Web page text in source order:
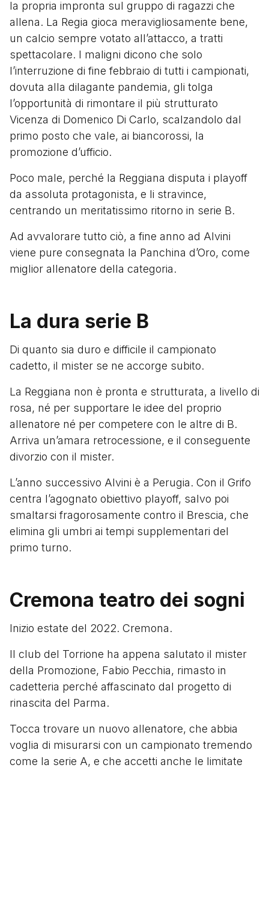
la propria impronta sul gruppo di ragazzi che
allena. La Regia gioca meravigliosamente bene,
un calcio sempre votato all’attacco, a tratti
spettacolare. I maligni dicono che solo
l’interruzione di fine febbraio di tutti i campionati,
dovuta alla dilagante pandemia, gli tolga
l’opportunità di rimontare il più strutturato
Vicenza di Domenico Di Carlo, scalzandolo dal
primo posto che vale, ai biancorossi, la
promozione d’ufficio.
Poco male, perché la Reggiana disputa i playoff
da assoluta protagonista, e li stravince,
centrando un meritatissimo ritorno in serie B.
Ad avvalorare tutto ciò, a fine anno ad Alvini
viene pure consegnata la Panchina d’Oro, come
miglior allenatore della categoria.
La dura serie B
Di quanto sia duro e difficile il campionato
cadetto, il mister se ne accorge subito.
La Reggiana non è pronta e strutturata, a livello di
rosa, né per supportare le idee del proprio
allenatore né per competere con le altre di B.
Arriva un’amara retrocessione, e il conseguente
divorzio con il mister.
L’anno successivo Alvini è a Perugia. Con il Grifo
centra l’agognato obiettivo playoff, salvo poi
smaltarsi fragorosamente contro il Brescia, che
elimina gli umbri ai tempi supplementari del
primo turno.
Cremona teatro dei sogni
Inizio estate del 2022. Cremona.
Il club del Torrione ha appena salutato il mister
della Promozione, Fabio Pecchia, rimasto in
cadetteria perché affascinato dal progetto di
rinascita del Parma.
Tocca trovare un nuovo allenatore, che abbia
voglia di misurarsi con un campionato tremendo
come la serie A, e che accetti anche le limitate